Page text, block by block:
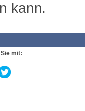
kann.
Sie mit: